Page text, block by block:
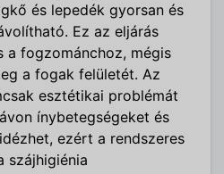
és lepedék gyorsan és
Ez az eljárás
a fogzománchoz, mégis
a fogak felületét. Az
esztétikai problémát
ínybetegségeket és
ezért a rendszeres
szájhigiénia